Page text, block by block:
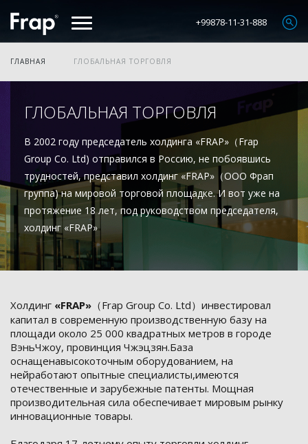
+99878-11-31-888
ГЛАВНАЯ ГЛОБАЛЬНАЯ ТОРГОВЛЯ
ГЛОБАЛЬНАЯ ТОРГОВЛЯ
В 2002 году председатель холдинга «FRAP»（Frap
Group Со. Ltd) отправился в Россию, не побоявшись
трудностей, представил холдинг «FRAP»（ООО Фрап
группа) на мировой торговой площадке. И вот уже на
протяжение 18 лет, под руководством председателя,
холдинг «FRAP»
Холдинг «FRAP» （Frap Group Со. Ltd）инвестировал
капитал в современную производственную базу на
площади около 25 000 квадратных метров в городе
ВэньЧжоу, провинция Чжэцзян.База
оснащенавысокоточным оборудованием, на
нейработают опытные специалисты,имеются
отечественные и зарубежные патенты. Мощная
производительная сила обеспечивает мировым рынку
инновационные товары.